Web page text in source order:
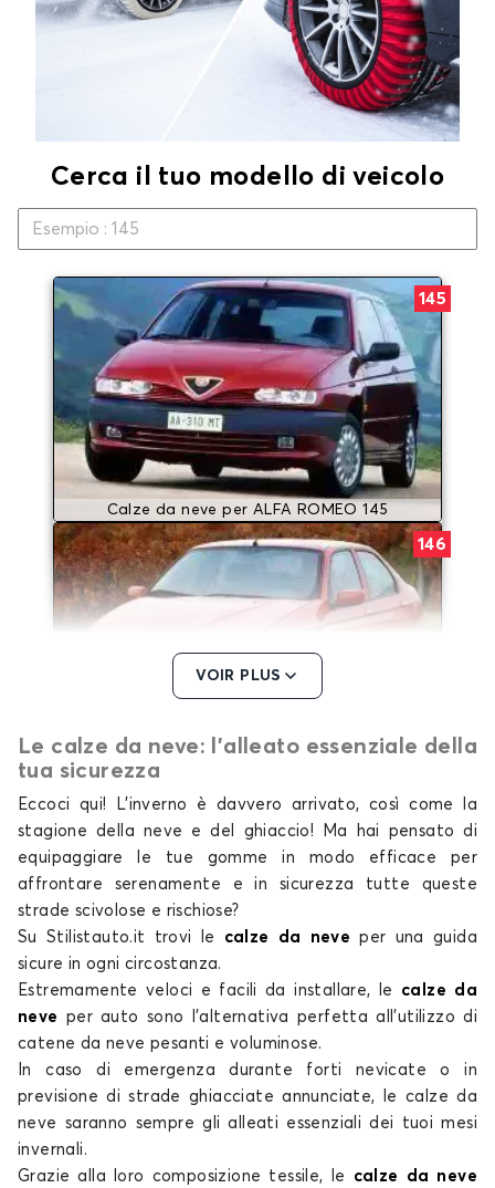
Cerca il tuo modello di veicolo
145
Calze da neve per ALFA ROMEO 145
146
Calze da neve per ALFA ROMEO 146
Calze da neve per ALFA ROMEO 147
VOIR PLUS
Le calze da neve: l'alleato essenziale della
tua sicurezza
Eccoci qui! L’inverno è davvero arrivato, così come la
stagione della neve e del ghiaccio! Ma hai pensato di
equipaggiare le tue gomme in modo efficace per
affrontare serenamente e in sicurezza tutte queste
strade scivolose e rischiose?
Su Stilistauto.it trovi le calze da neveper una guida
sicure in ogni circostanza.
Estremamente veloci e facili da installare,
le calze da
neve per auto sono l'alternativa perfetta all'utilizzo di
catene da neve pesanti e voluminose.
In caso di emergenza durante forti nevicate o in
previsione di strade ghiacciate annunciate, le calze da
neve saranno sempre gli alleati essenziali dei tuoi mesi
invernali.
Grazie alla loro composizione tessile, le calze da neve